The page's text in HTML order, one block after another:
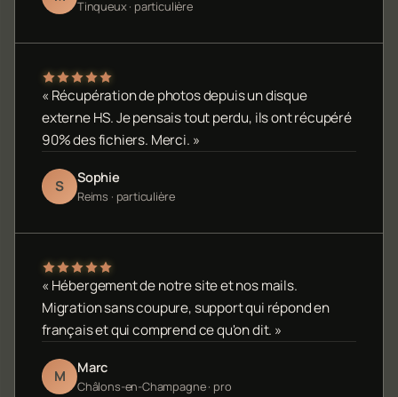
Tinqueux · particulière
« Récupération de photos depuis un disque
externe HS. Je pensais tout perdu, ils ont récupéré
90% des fichiers. Merci. »
S Sophie
Reims · particulière
« Hébergement de notre site et nos mails.
Migration sans coupure, support qui répond en
français et qui comprend ce qu'on dit. »
M Marc
Châlons-en-Champagne · pro